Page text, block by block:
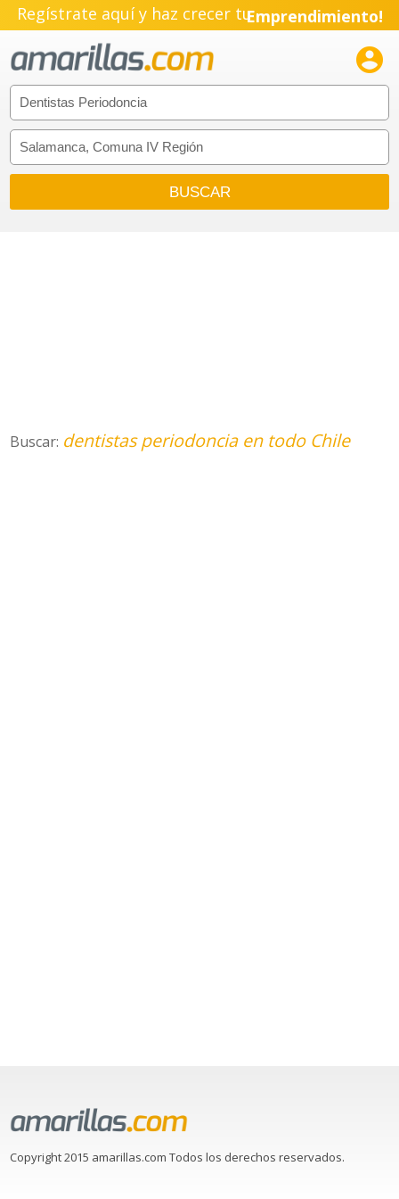
Regístrate aquí y haz crecer tuEmprendimiento!

Buscar: dentistas periodoncia en todo Chile
Copyright 2015 amarillas.com Todos los derechos reservados.